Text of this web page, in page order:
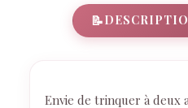
📝
Envie de trinquer à deux